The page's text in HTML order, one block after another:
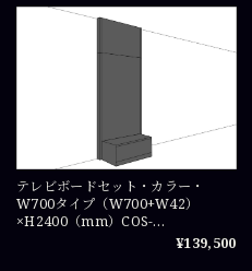
テレビボードセット・カラー・
W700タイプ（W700+W42）
×H2400（mm）COS-
¥139,500